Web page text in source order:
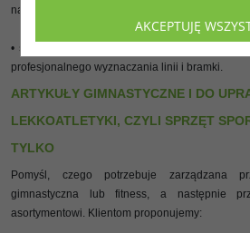
na zewnątrz i w halach;
• sprzęty sportowe do piłki ręcznej i tenisa
profesjonalnego wyznaczania linii i bramki.
ARTYKUŁY GIMNASTYCZNE I DO
LEKKOATLETYKI, CZYLI SPRZĘT
TYLKO
Pomyśl, czego potrzebuje zarządzana
gimnastyczna lub fitness, a następnie
asortymentowi. Klientom proponujemy:
AKCEPTUJĘ